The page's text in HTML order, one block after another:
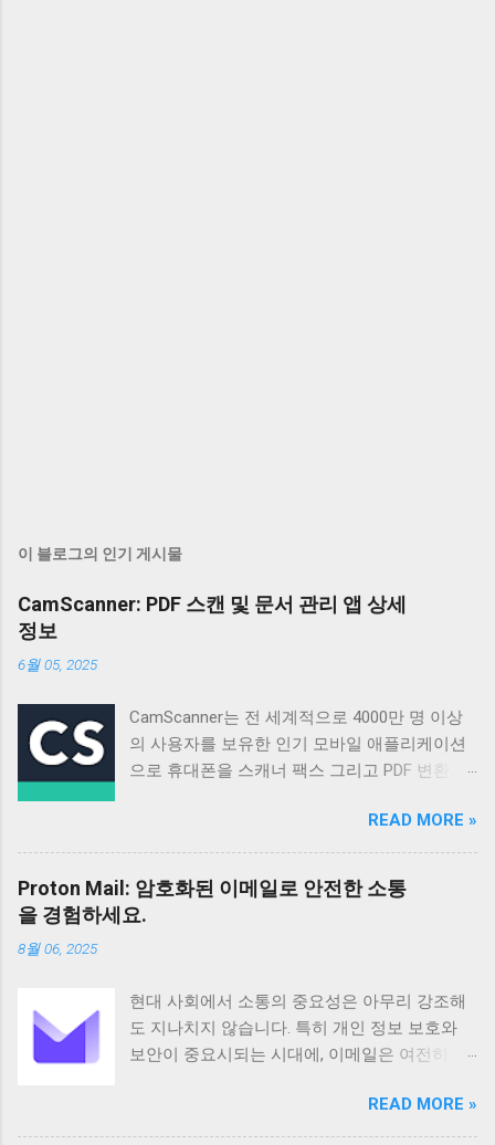
이 블로그의 인기 게시물
CamScanner: PDF 스캔 및 문서 관리 앱 상세
정보
6월 05, 2025
CamScanner는 전 세계적으로 4000만 명 이상
의 사용자를 보유한 인기 모바일 애플리케이션
으로 휴대폰을 스캐너 팩스 그리고 PDF 변환기
명 이상의 신규 사용자가 가입할 정도로 꾸준히
성장하고 있으며 다양한 기능과 편리한 사용성
으로 많은 사용자들의 호평을 받고 있습니다 이
앱은 단순한 스캔 기능을 넘어 문서 관리 공유
그리고 협업까지 지원하여 업무 효율성을 높이
이드 기반 애플리케이션으로 전 세계 200개 이
상의 국가와 지역에서 사용되고 있습니다
Android 5 이상 버전을 지원하며 전체 이용가 등
앱은 100만 건 이상의 다운로드 수를 기록하며
READ MORE »
Proton Mail: 암호화된 이메일로 안전한 소통
을 경험하세요.
8월 06, 2025
현대 사회에서 소통의 중요성은 아무리 강조해
도 지나치지 않습니다. 특히 개인 정보 보호와
보안이 중요시되는 시대에, 이메일은 여전히 가
로 자리 잡고 있습니다. 하지만 동시에 이메일은
해킹이나 정보 유출의 위험에 항상 노출되어 있
READ MORE »